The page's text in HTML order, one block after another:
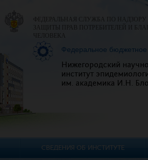
ФЕДЕРАЛЬНАЯ СЛУЖБА ПО НАДЗОРУ
ЗАЩИТЫ ПРАВ ПОТРЕБИТЕЛЕЙ И
ЧЕЛОВЕКА
Федеральное бюджетное
Нижегородский
институт
им. академика И.Н.
СВЕДЕНИЯ ОБ ИНСТИТУТЕ